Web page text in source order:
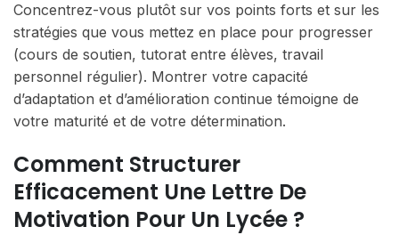
Concentrez-vous plutôt sur vos points forts et sur les
stratégies que vous mettez en place pour progresser
(cours de soutien, tutorat entre élèves, travail
personnel régulier). Montrer votre capacité
d’adaptation et d’amélioration continue témoigne de
votre maturité et de votre détermination.
Comment Structurer
Efficacement Une Lettre De
Motivation Pour Un Lycée ?